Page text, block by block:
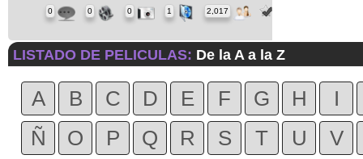
0 0 0 1 2,017
LISTADO DE PELICULAS: De la A a la Z
A B C D E F G H
I
Ñ
O P Q R S T U V